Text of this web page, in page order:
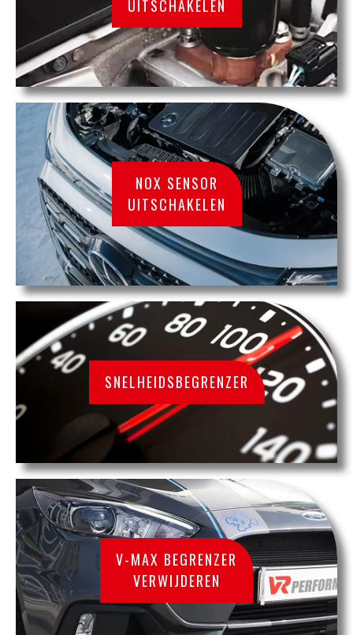
UITSCHAKELEN
NOX SENSOR
UITSCHAKELEN
SNELHEIDSBEGRENZER
V-MAX BEGRENZER
VERWIJDEREN